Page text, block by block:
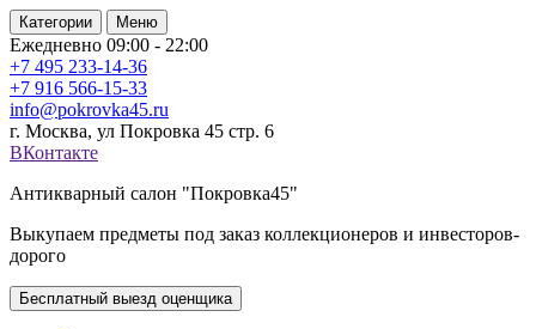
Категории Меню
Ежедневно 09:00 - 22:00
+7 495 233-14-36
+7 916 566-15-33
info@pokrovka45.ru
г. Москва, ул Покровка 45 стр. 6
ВКонтакте
Антикварный салон "Покровка45"
Выкупаем предметы под заказ коллекционеров и инвесторов-
дорого
Бесплатный выезд оценщика